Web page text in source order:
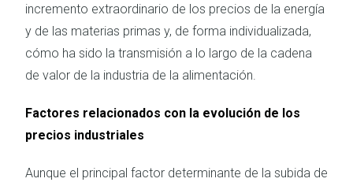
incremento extraordinario de los precios de la energía
y de las materias primas y, de forma individualizada,
cómo ha sido la transmisión a lo largo de la cadena
de valor de la industria de la alimentación.
Factores relacionados con la evolución de los
precios industriales
Aunque el principal factor determinante de la subida de